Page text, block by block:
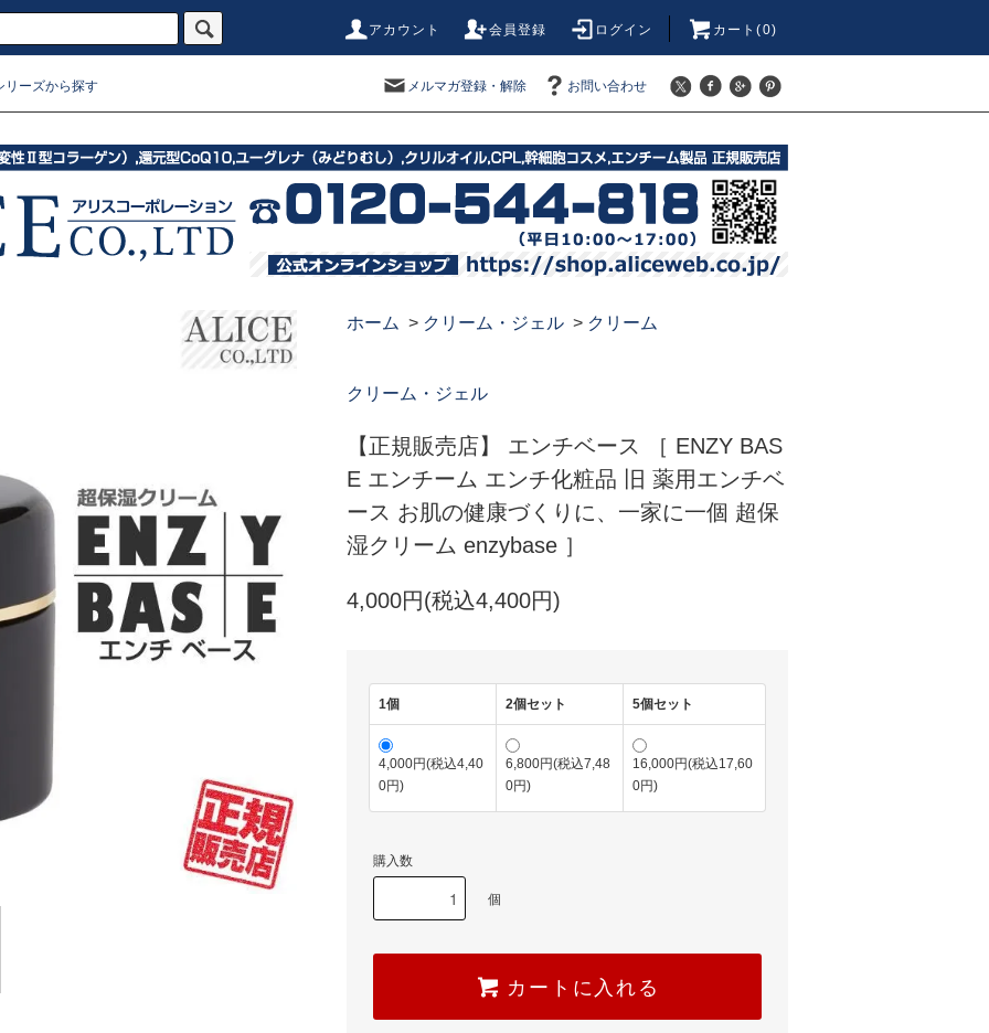
アカウント 会員登録 ログイン カート(0)
リーズから探す メルマガ登録・解除 お問い合わせ
ホーム > クリーム・ジェル > クリーム
クリーム・ジェル
【正規販売店】 エンチベース ［ ENZY BAS
E エンチーム エンチ化粧品 旧 薬用エンチベ
ース お肌の健康づくりに、一家に一個 超保
湿クリーム enzybase ］
4,000円(税込4,400円)
1個 2個セット 5個セット
4,000円(税込4,40
0円)
6,800円(税込7,48
0円)
16,000円(税込17,60
0円)
購入数
個
カートに入れる